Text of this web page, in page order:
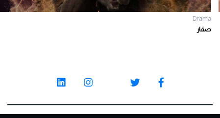
Drama
صقار